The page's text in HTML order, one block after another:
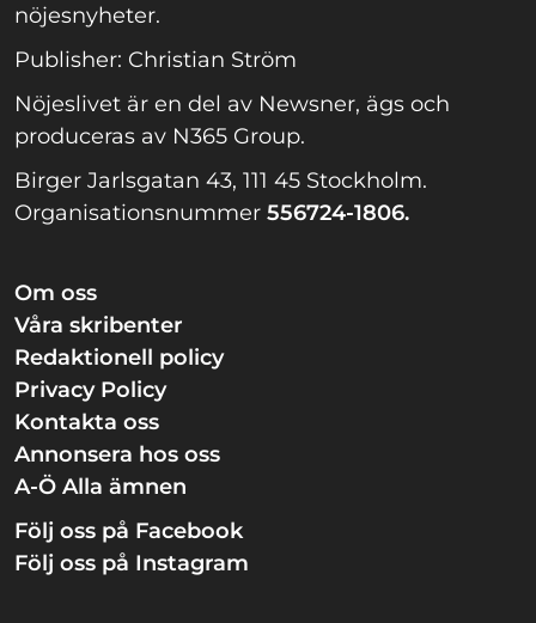
nöjesnyheter.
Publisher: Christian Ström
Nöjeslivet är en del av Newsner, ägs och
produceras av N365 Group.
Birger Jarlsgatan 43, 111 45 Stockholm.
Organisationsnummer 556724-1806.
Om oss
Våra skribenter
Redaktionell policy
Privacy Policy
Kontakta oss
Annonsera hos oss
A-Ö Alla ämnen
Följ oss på Facebook
Följ oss på Instagram